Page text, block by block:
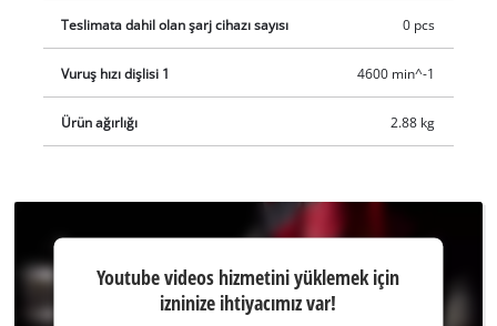
verilir. Akü ve şarj cihazı dahil değildir. Bunlar ayrı olarak
satılır.
Teslimata dahil olan şarj cihazı sayısı 0 pcs
Vuruş hızı dişlisi 1 4600 min^-1
Ürün ağırlığı 2.88 kg
Youtube
hizmetini
yüklemek
Youtube videos hizmetini yüklemek için
izninize ihtiyacımız var!